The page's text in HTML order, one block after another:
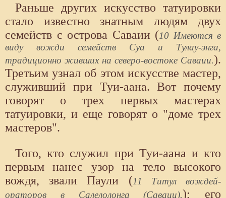
Раньше других искусство татуировки
стало известно знатным людям двух
семейств с острова Саваии (10 Имеются в
виду вожди семейств Суа и Тулау-энга,
традиционно живших на северо-востоке Саваии.).
Третьим узнал об этом искусстве мастер,
служивший при Туи-аана. Вот почему
говорят о трех первых мастерах
татуировки, и еще говорят о "доме трех
мастеров".
Того, кто служил при Туи-аана и кто
первым нанес узор на тело высокого
вождя, звали Паули (11 Титул вождей-
ораторов в Салелолонга (Саваии).); его